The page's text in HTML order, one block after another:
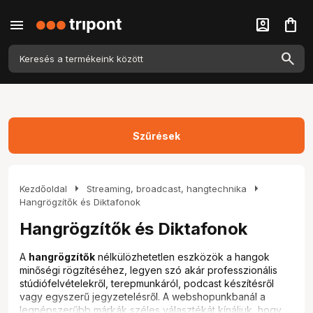
menu account_box shopping_bag
Kezdőoldal arrow_right Streaming, broadcast, hangtechnika arrow_right
Hangrögzítők és Diktafonok
Hangrögzítők és Diktafonok
A hangrögzítők nélkülözhetetlen eszközök a hangok
minőségi rögzítéséhez, legyen szó akár professzionális
stúdiófelvételekről, terepmunkáról, podcast készítésről
vagy egyszerű jegyzetelésről. A webshopunkbanál a
legnépszerűbb márkák széles választékát kínáljuk, hogy
Szűrések